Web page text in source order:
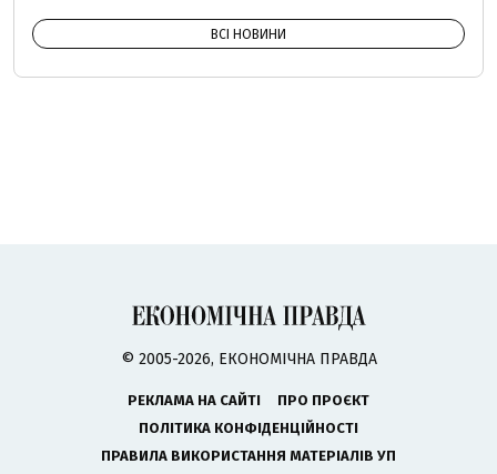
ВСІ НОВИНИ
© 2005-2026, ЕКОНОМІЧНА ПРАВДА
РЕКЛАМА НА САЙТІ
ПРО ПРОЄКТ
ПОЛІТИКА КОНФІДЕНЦІЙНОСТІ
ПРАВИЛА ВИКОРИСТАННЯ МАТЕРІАЛІВ УП